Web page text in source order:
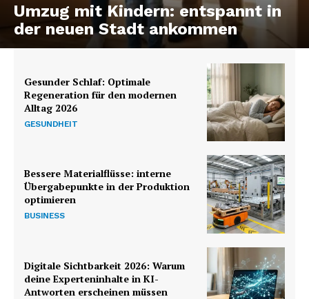
Umzug mit Kindern: entspannt in
der neuen Stadt ankommen
Gesunder Schlaf: Optimale
Regeneration für den modernen
Alltag 2026
GESUNDHEIT
Bessere Materialflüsse: interne
Übergabepunkte in der Produktion
optimieren
BUSINESS
Digitale Sichtbarkeit 2026: Warum
deine Experteninhalte in KI-
Antworten erscheinen müssen